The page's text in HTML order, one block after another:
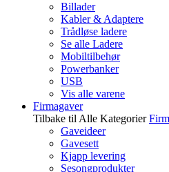
Billader
Kabler & Adaptere
Trådløse ladere
Se alle Ladere
Mobiltilbehør
Powerbanker
USB
Vis alle varene
Firmagaver
Tilbake til Alle Kategorier
Gaveideer
Gavesett
Kjapp levering
Sesongprodukter